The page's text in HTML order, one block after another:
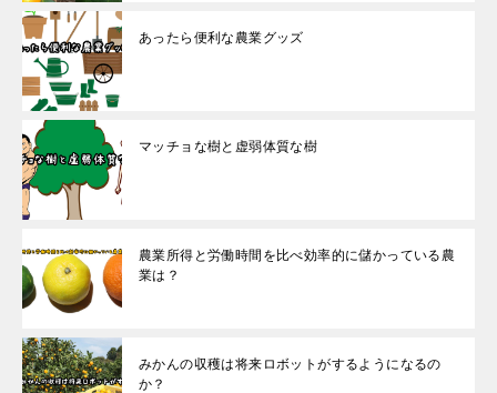
あったら便利な農業グッズ
マッチョな樹と虚弱体質な樹
農業所得と労働時間を比べ効率的に儲かっている農
業は？
みかんの収穫は将来ロボットがするようになるの
か？